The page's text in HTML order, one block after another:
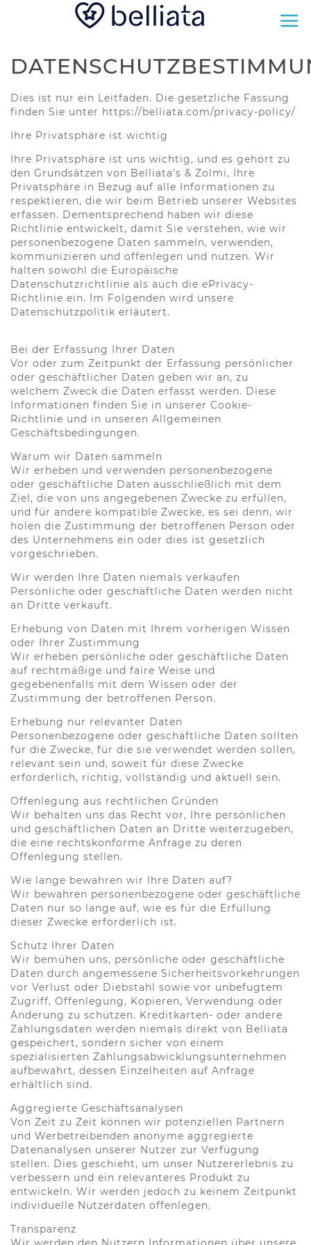
Dies ist nur ein Leitfaden. Die gesetzliche Fassung
finden Sie unter https://belliata.com/privacy-policy/
Ihre Privatsphäre ist wichtig
Ihre Privatsphäre ist uns wichtig, und es gehört zu
den Grundsätzen von Belliata's & Zolmi, Ihre
Privatsphäre in Bezug auf alle Informationen zu
respektieren, die wir beim Betrieb unserer Websites
erfassen. Dementsprechend haben wir diese
Richtlinie entwickelt, damit Sie verstehen, wie wir
personenbezogene Daten sammeln, verwenden,
kommunizieren und offenlegen und nutzen. Wir
halten sowohl die Europäische
Datenschutzrichtlinie als auch die ePrivacy-
Richtlinie ein. Im Folgenden wird unsere
Datenschutzpolitik erläutert.
Bei der Erfassung Ihrer Daten
Vor oder zum Zeitpunkt der Erfassung persönlicher
oder geschäftlicher Daten geben wir an, zu
welchem Zweck die Daten erfasst werden. Diese
Informationen finden Sie in unserer Cookie-
Richtlinie und in unseren Allgemeinen
Geschäftsbedingungen.
Warum wir Daten sammeln
Wir erheben und verwenden personenbezogene
oder geschäftliche Daten ausschließlich mit dem
Ziel, die von uns angegebenen Zwecke zu erfüllen,
und für andere kompatible Zwecke, es sei denn, wir
holen die Zustimmung der betroffenen Person oder
des Unternehmens ein oder dies ist gesetzlich
vorgeschrieben.
Wir werden Ihre Daten niemals verkaufen
Persönliche oder geschäftliche Daten werden nicht
an Dritte verkauft.
Erhebung von Daten mit Ihrem vorherigen Wissen
oder Ihrer Zustimmung
Wir erheben persönliche oder geschäftliche Daten
auf rechtmäßige und faire Weise und
gegebenenfalls mit dem Wissen oder der
Zustimmung der betroffenen Person.
Erhebung nur relevanter Daten
Personenbezogene oder geschäftliche Daten sollten
für die Zwecke, für die sie verwendet werden sollen,
relevant sein und, soweit für diese Zwecke
erforderlich, richtig, vollständig und aktuell sein.
Offenlegung aus rechtlichen Gründen
Wir behalten uns das Recht vor, Ihre persönlichen
und geschäftlichen Daten an Dritte weiterzugeben,
die eine rechtskonforme Anfrage zu deren
Offenlegung stellen.
Wie lange bewahren wir Ihre Daten auf?
Wir bewahren personenbezogene oder geschäftliche
Daten nur so lange auf, wie es für die Erfüllung
dieser Zwecke erforderlich ist.
Schutz Ihrer Daten
Wir bemühen uns, persönliche oder geschäftliche
Daten durch angemessene Sicherheitsvorkehrungen
vor Verlust oder Diebstahl sowie vor unbefugtem
Zugriff, Offenlegung, Kopieren, Verwendung oder
Änderung zu schützen. Kreditkarten- oder andere
Zahlungsdaten werden niemals direkt von Belliata
gespeichert, sondern sicher von einem
spezialisierten Zahlungsabwicklungsunternehmen
aufbewahrt, dessen Einzelheiten auf Anfrage
erhältlich sind.
Aggregierte Geschäftsanalysen
Von Zeit zu Zeit können wir potenziellen Partnern
und Werbetreibenden anonyme aggregierte
Datenanalysen unserer Nutzer zur Verfügung
stellen. Dies geschieht, um unser Nutzererlebnis zu
verbessern und ein relevanteres Produkt zu
entwickeln. Wir werden jedoch zu keinem Zeitpunkt
individuelle Nutzerdaten offenlegen.
Transparenz